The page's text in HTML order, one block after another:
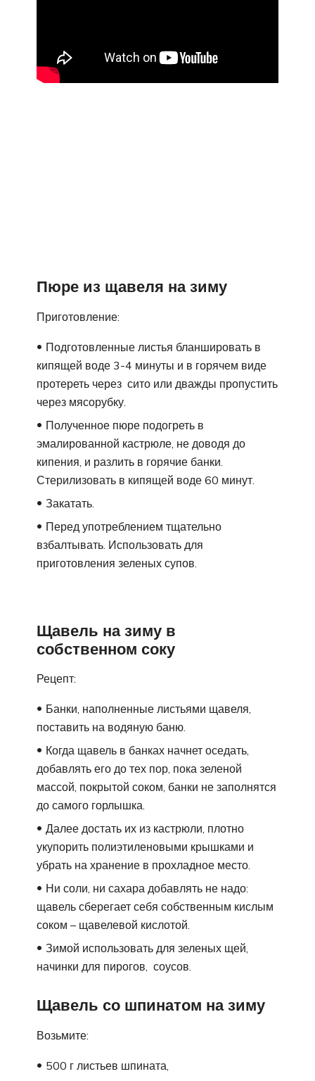
Пюре из щавеля на зиму
Приготовление:
Подготовленные листья бланшировать в
кипящей воде 3-4 минуты и в горячем виде
протереть через сито или дважды пропустить
через мясорубку.
Полученное пюре подогреть в
эмалированной кастрюле, не доводя до
кипения, и разлить в горячие банки.
Стерилизовать в кипящей воде 60 минут.
Закатать.
Перед употреблением тщательно
взбалтывать. Использовать для
приготовления зеленых супов.
Щавель на зиму в
собственном соку
Рецепт:
Банки, наполненные листьями щавеля,
поставить на водяную баню.
Когда щавель в банках начнет оседать,
добавлять его до тех пор, пока зеленой
массой, покрытой соком, банки не заполнятся
до самого горлышка.
Далее достать их из кастрюли, плотно
укупорить полиэтиленовыми крышками и
убрать на хранение в прохладное место.
Ни соли, ни сахара добавлять не надо:
щавель сберегает себя собственным кислым
соком – щавелевой кислотой.
Зимой использовать для зеленых щей,
начинки для пирогов, соусов.
Щавель со шпинатом на зиму
Возьмите:
500 г листьев шпината,